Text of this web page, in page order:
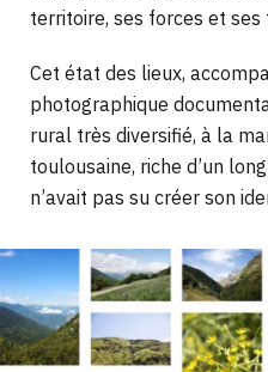
territoire, ses forces et ses
Cet état des lieux,
photographique
rural très diversifié, à la
toulousaine, riche d’un
n’avait pas su créer son